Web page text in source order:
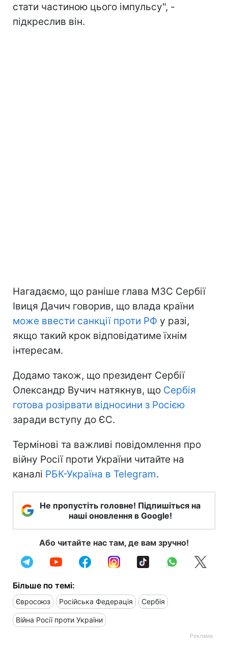
стати частиною цього імпульсу", -
підкреслив він.
Нагадаємо, що раніше глава МЗС Сербії
Івиця Дачич говорив, що влада країни
може ввести санкції проти РФ у разі,
якщо такий крок відповідатиме їхнім
інтересам.
Додамо також, що президент Сербії
Олександр Вучич натякнув, що Сербія
готова розірвати відносини з Росією
заради вступу до ЄС.
Термінові та важливі повідомлення про
війну Росії проти України читайте на
каналі РБК-Україна в Telegram.
Не пропустіть головне! Підпишіться на
наші оновлення в Google!
Або читайте нас там, де вам зручно!
Більше по темі:
Євросоюз Російська Федерація Сербія
Війна Росії проти України